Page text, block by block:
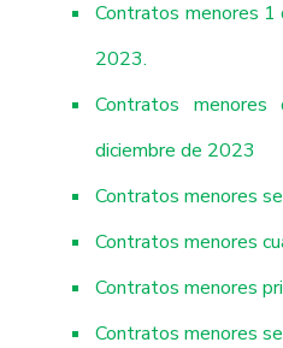
Contratos menores
2023.
Contratos
diciembre de 2023
Contratos menores
Contratos menores
Contratos menores
Contratos menores